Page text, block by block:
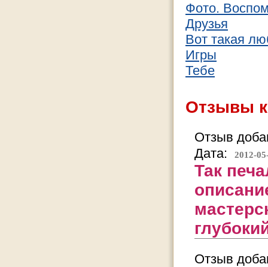
Фото.
Друзья
Вот такая
Игры
Тебе
Отзывы
Отзыв
Дата:
2012-
Так
Отзыв